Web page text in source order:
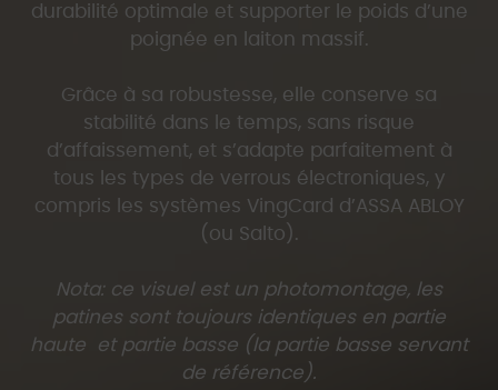
durabilité optimale et supporter le poids d’une
poignée en laiton massif.
Grâce à sa robustesse, elle conserve sa
stabilité dans le temps, sans risque
d’affaissement, et s’adapte parfaitement à
tous les types de verrous électroniques, y
compris les systèmes VingCard d’ASSA ABLOY
(ou Salto).
Nota: ce visuel est un photomontage, les
patines sont toujours identiques en partie
haute et partie basse (la partie basse servant
de référence).